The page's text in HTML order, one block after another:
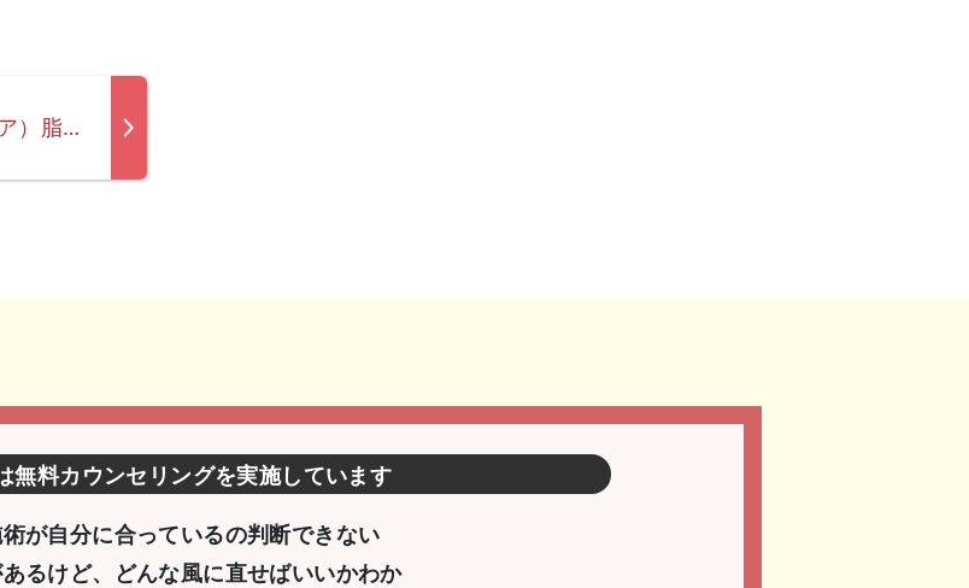
FatX Core（ファットエックス コア）脂肪溶解注射
無料カウンセリングを実施しています
が自分に合っているの判断できない
るけど、どんな風に直せばいいかわか